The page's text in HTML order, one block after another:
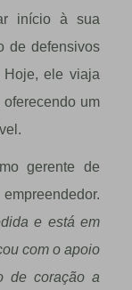
início à sua
de defensivos
Hoje, ele viaja
um
gerente de
e está em
com o apoio
de coração a